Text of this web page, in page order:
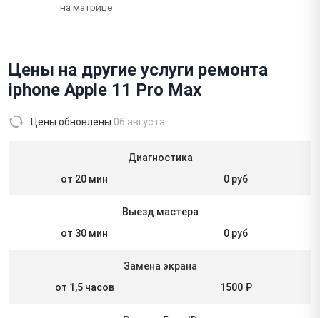
на матрице.
Цены на другие услуги ремонта
iphone Apple 11 Pro Max
Цены обновлены 06 августа
Диагностика
от 20 мин
0 руб
Выезд мастера
от 30 мин
0 руб
Замена экрана
от 1,5 часов
1500 ₽